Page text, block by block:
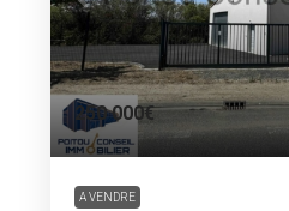
250 000€
A VENDRE